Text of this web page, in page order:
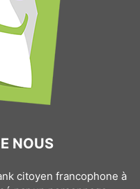
NOUS
citoyen francophone à